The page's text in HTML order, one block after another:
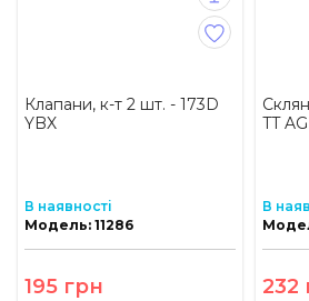
Клапани, к-т 2 шт. - 173D
YBX
В наявності
Модель: 11286
195 грн
TT
В
232